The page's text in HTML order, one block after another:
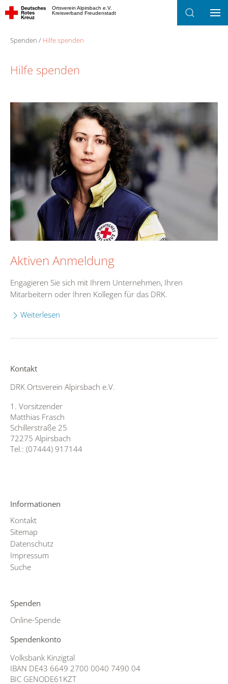
Ortsverein Alpirsbach e.V.
Kreisverband Freudenstadt
Spenden Hilfe spenden
Hilfe spenden
Aktiven Anmeldung
Engagieren Sie sich mit Ihrem Unternehmen, Ihren
Mitarbeitern oder Ihren Kollegen für das DRK.
Weiterlesen
Kontakt
DRK Ortsverein Alpirsbach e.V.
1. Vorsitzender
Matthias Frasch
Schillerstraße 25
72275 Alpirsbach
Tel.: (07444) 917144
Informationen
Kontakt
Sitemap
Datenschutz
Impressum
Suche
Spenden
Online-Spende
Spendenkonto
Volksbank Kinzigtal
IBAN DE43 6649 2700 0040 7490 04
BIC GENODE61KZT